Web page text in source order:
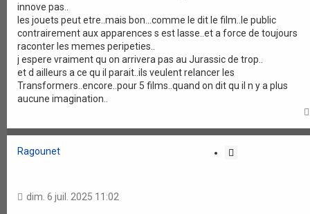
innove pas..
les jouets peut etre..mais bon...comme le dit le film..le public
contrairement aux apparences s est lasse..et a force de toujours
raconter les memes peripeties..
j espere vraiment qu on arrivera pas au Jurassic de trop..
et d ailleurs a ce qu il parait..ils veulent relancer les
Transformers..encore..pour 5 films..quand on dit qu il n y a plus
aucune imagination..
Ragounet
dim. 6 juil. 2025 11:02